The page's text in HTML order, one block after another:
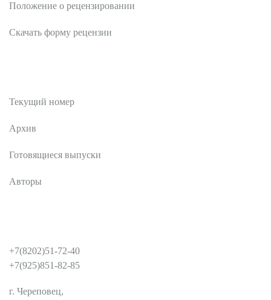
Положение о рецензировании
Скачать форму рецензии
Текущий номер
Архив
Готовящиеся выпуски
Авторы
+7(8202)51-72-40
+7(925)851-82-85
г. Череповец,